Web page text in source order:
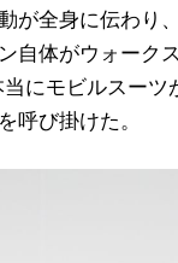
が全身に伝わり
自体がウォーク
にモビルスー
呼び掛けた。